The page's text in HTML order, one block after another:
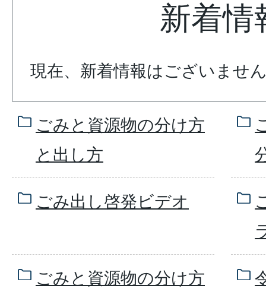
新着情
現在、新着情報はございませ
ごみと資源物の分け方
と出し方
ごみ出し啓発ビデオ
ごみと資源物の分け方